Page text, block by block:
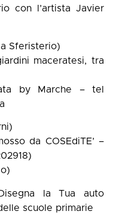
con l’artista Javier
Sferisterio)
maceratesi, tra
by Marche – tel
da COSEdiTE’ –
la Tua auto
scuole primarie